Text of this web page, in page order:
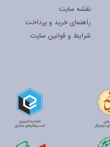
نقشه سایت
راهنمای خرید و پرداخت
شرایط و قوانین سایت